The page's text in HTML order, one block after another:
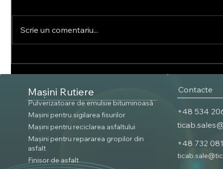
Economisește Bani
Scrie un comentariu...
Mașini Rutiere
Pulverizatoare de emulsie bituminoasă
Mașini pentru sigilarea fisurilor
Mașini pentru reciclarea asfaltului
Mașini pentru repararea gropilor din
asfalt
Finisor de asfalt
Contacte
+48 534
+48 732